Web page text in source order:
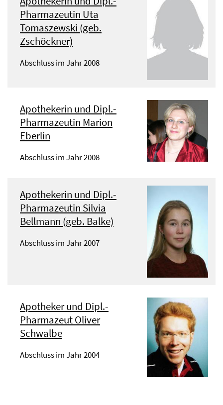
Pharmazeutin Uta
Tomaszewski (geb.
Zschöckner)
Abschluss im Jahr 2008
Apothekerin und Dipl.-
Pharmazeutin Marion
Eberlin
Abschluss im Jahr 2008
Apothekerin und Dipl.-
Pharmazeutin Silvia
Bellmann (geb. Balke)
Abschluss im Jahr 2007
Apotheker und Dipl.-
Pharmazeut Oliver
Schwalbe
Abschluss im Jahr 2004